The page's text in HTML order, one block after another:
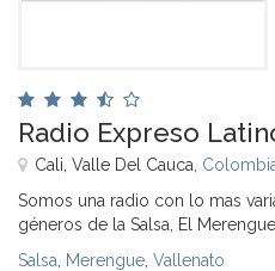
Radio Expreso
Cali, Valle Del Cauca,
Somos una radio con lo mas
géneros de la Salsa, El
Salsa Merengue Vallenato